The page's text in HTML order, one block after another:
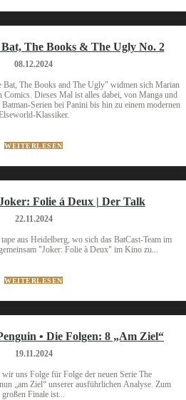
The Books & The Ugly No. 2
08.12.2024
Bat, The Books and The Ugly" widmen sich Marian
Comics. Dieses Mal ist alles dabei, von Manga und
Serien bei Panini bis hin zu einem modernen
Klassiker.
WEITERLESEN
Folie á Deux | Der Talk
22.11.2024
aus Heidelberg, wo sich das BatCast-Team im
"Joker: Folie à Deux" im Kino zu...
WEITERLESEN
• Die Folgen: 8 „Am Ziel“
19.11.2024
uns Folge für Folge der neuen Serie The
„am Ziel“ unserer ausführlichen Analyse. Zum
großen Finale ist...